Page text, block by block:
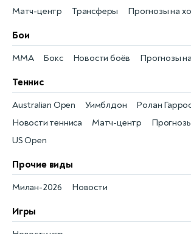
Матч-центр
Трансферы
Прогнозы на
Бои
Новости боёв
MMA Прогнозы
Бокс
Теннис
Новости тенниса
Australian Open
Матч-центр
Уимблдон
Ролан
US Open
Прочие виды
Новости
Милан-2026
Игры